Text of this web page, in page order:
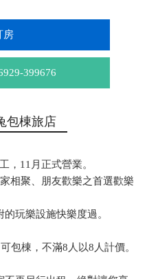
房
399676
包棟旅店
，11月正式營業。
相聚、朋友歡樂之首選歡樂
玩樂設施快樂度過。
包棟，不滿8人以8人計價。